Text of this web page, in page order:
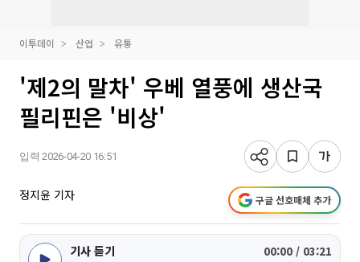
이투데이 산업 유통
'제2의 말차' 우베 열풍에 생산국
필리핀은 '비상'
입력 2026-04-20 16:51
정지윤 기자 구글 선호매체 추가
기사 듣기 00:00 / 03:21